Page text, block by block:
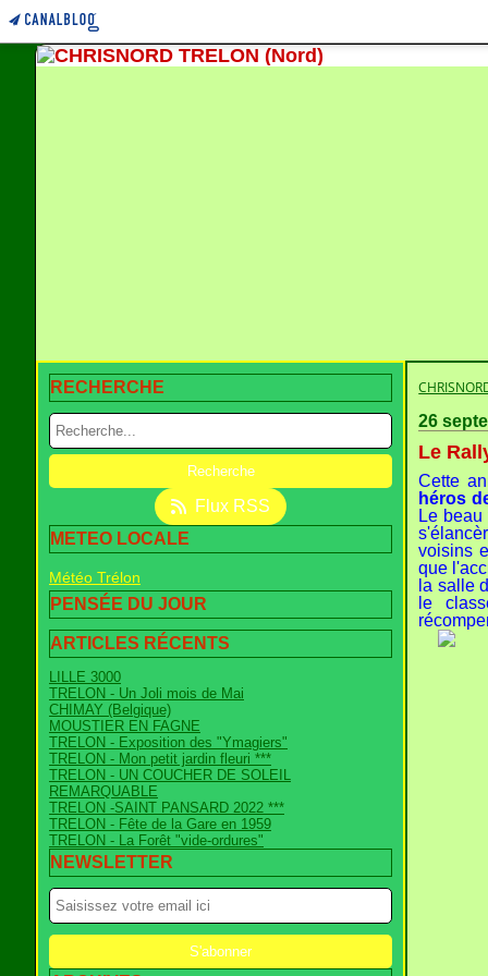
RECHERCHE
Flux RSS
METEO LOCALE
Météo Trélon
PENSÉE DU JOUR
ARTICLES RÉCENTS
LILLE 3000
TRELON - Un Joli mois de Mai
CHIMAY (Belgique)
MOUSTIER EN FAGNE
TRELON - Exposition des "Ymagiers"
TRELON - Mon petit jardin fleuri ***
TRELON - UN COUCHER DE SOLEIL
REMARQUABLE
TRELON -SAINT PANSARD 2022 ***
TRELON - Fête de la Gare en 1959
TRELON - La Forêt "vide-ordures"
NEWSLETTER
26
Le
Cette
héros
Le
voisins
que
la salle
le